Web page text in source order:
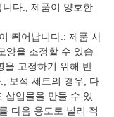
다., 제품이 양호한
뛰어납니다.: 제품 사
양을 조정할 수 있습
을 고정하기 위해 반
보석 세트의 경우, 다
삽입물을 만들 수 있
다음 용도로 널리 적